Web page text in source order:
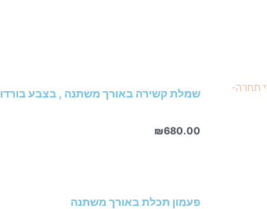
שמלת קשירה באורך משתנה , בצבע בורדו
₪680.00
פעמון תכלת באורך משתנה